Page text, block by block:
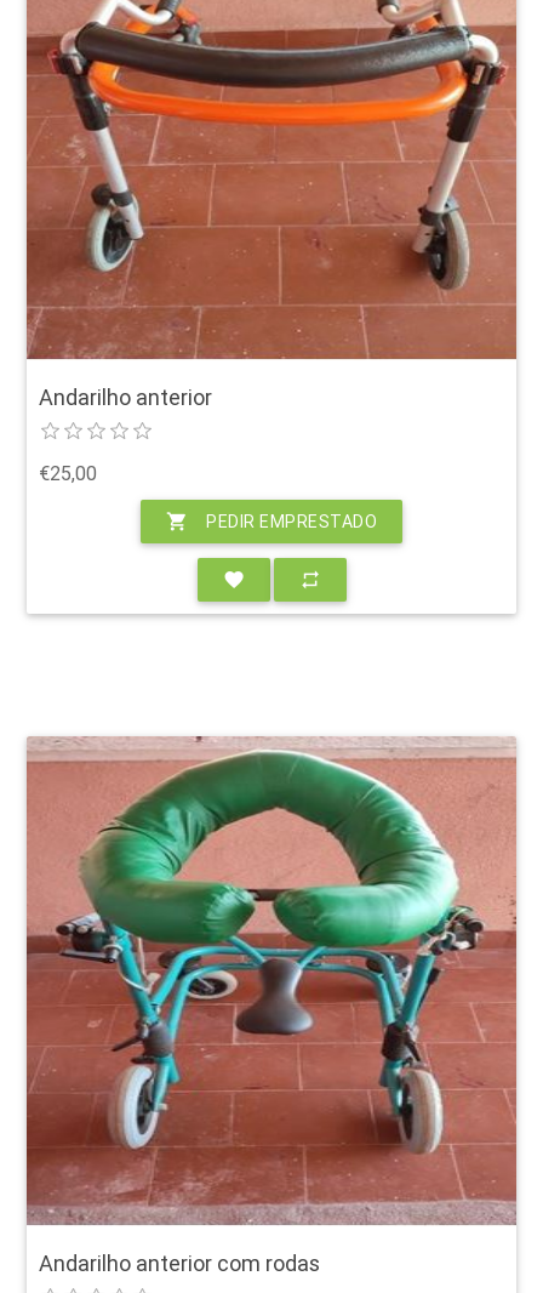
Andarilho anterior
€25,00
shopping_cart PEDIR EMPRESTADO
favorite repeat
Andarilho anterior com rodas